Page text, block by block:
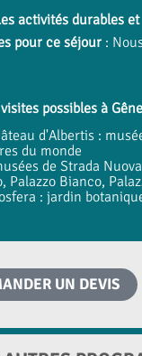
activités durables et
pour ce séjour :
possibles à
d'Albertis :
du monde
de Strada
Palazzo Bianco,
: jardin
UN DEVIS